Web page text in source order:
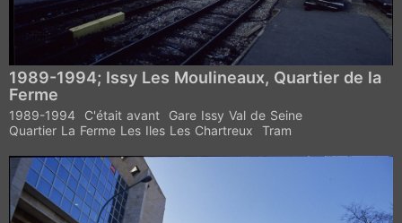
1989-1994; Issy Les Moulineaux, Quartier de la
Ferme
1989-1994 C'était avant
Gare Issy Val de Seine
Quartier La Ferme Les Iles Les Chartreux
Tram